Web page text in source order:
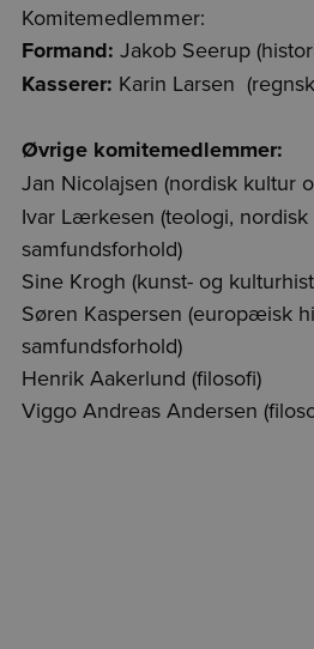
Komitemedlemmer:
Formand: Jakob Seerup
Kasserer: Karin Larsen
Øvrige komitemedlemmer:
Jan Nicolajsen (nordisk kultur
Ivar Lærkesen (teologi,
samfundsforhold)
Sine Krogh (kunst- og
Søren Kaspersen (europæisk
samfundsforhold)
Henrik Aakerlund (filosofi)
Viggo Andreas Andersen